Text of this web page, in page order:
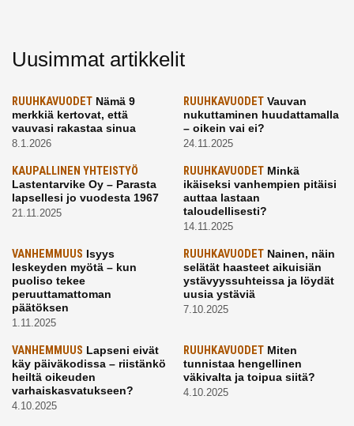
Uusimmat artikkelit
RUUHKAVUODET Nämä 9
merkkiä kertovat, että
vauvasi rakastaa sinua
8.1.2026
RUUHKAVUODETVauvan
nukuttaminen huudattamalla
– oikein vai ei?
24.11.2025
KAUPALLINEN YHTEISTYÖ
Lastentarvike Oy – Parasta
lapsellesi jo vuodesta 1967
21.11.2025
RUUHKAVUODETMinkä
ikäiseksi vanhempien pitäisi
auttaa lastaan
taloudellisesti?
14.11.2025
VANHEMMUUS Isyys
leskeyden myötä – kun
puoliso tekee
peruuttamattoman
päätöksen
1.11.2025
RUUHKAVUODETNainen, näin
selätät haasteet aikuisiän
ystävyyssuhteissa ja löydät
uusia ystäviä
7.10.2025
VANHEMMUUS Lapseni eivät
käy päiväkodissa – riistänkö
heiltä oikeuden
varhaiskasvatukseen?
4.10.2025
RUUHKAVUODETMiten
tunnistaa hengellinen
väkivalta ja toipua siitä?
4.10.2025